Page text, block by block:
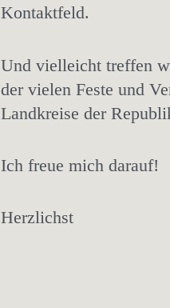
Kontaktfeld.
Und vielleicht treffen
der vielen Feste und
Landkreise der
Ich freue mich darauf!
Herzlichst